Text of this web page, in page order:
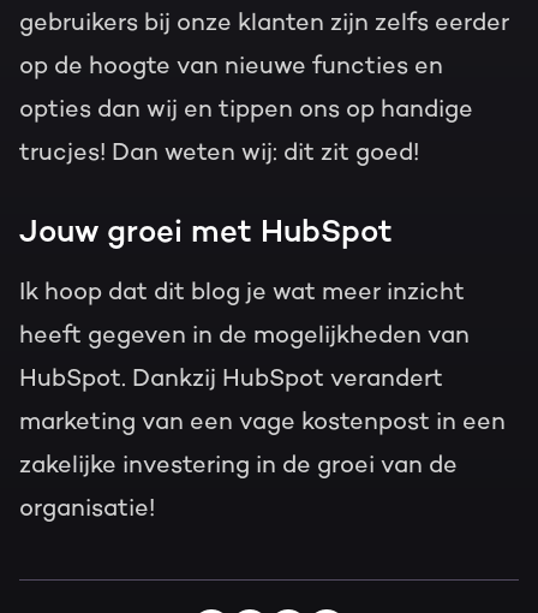
gebruikers bij onze klanten zijn zelfs eerder
op de hoogte van nieuwe functies en
opties dan wij en tippen ons op handige
trucjes! Dan weten wij: dit zit goed!
Jouw groei met HubSpot
Ik hoop dat dit blog je wat meer inzicht
heeft gegeven in de mogelijkheden van
HubSpot. Dankzij HubSpot verandert
marketing van een vage kostenpost in een
zakelijke investering in de groei van de
organisatie!